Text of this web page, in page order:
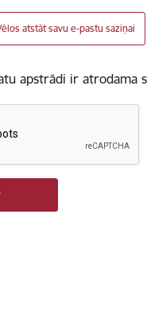
atstāt savu e-pastu saziņai
apstrādi ir atrodama